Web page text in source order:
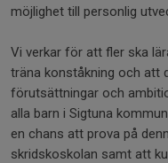
möjlighet till personlig
Vi verkar för att fler ska
träna konståkning och att
förutsättningar och
alla barn i Sigtuna
en chans att prova på
skridskoskolan samt att